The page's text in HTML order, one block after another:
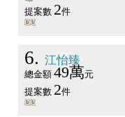
提案數 2件
6 江怡臻
總金額 49萬元
提案數 2件